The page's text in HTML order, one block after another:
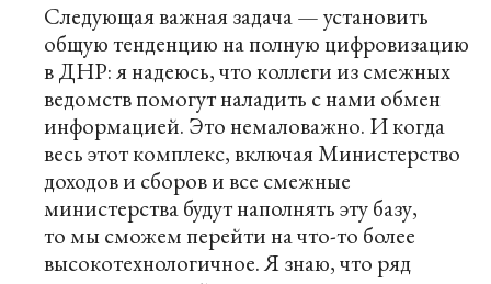
Следующая важная задача — установить
общую тенденцию на полную цифровизацию
в ДНР: я надеюсь, что коллеги из смежных
ведомств помогут наладить с нами обмен
информацией. Это немаловажно. И когда
весь этот комплекс, включая Министерство
доходов и сборов и все смежные
министерства будут наполнять эту базу,
то мы сможем перейти на что-то более
высокотехнологичное. Я знаю, что ряд